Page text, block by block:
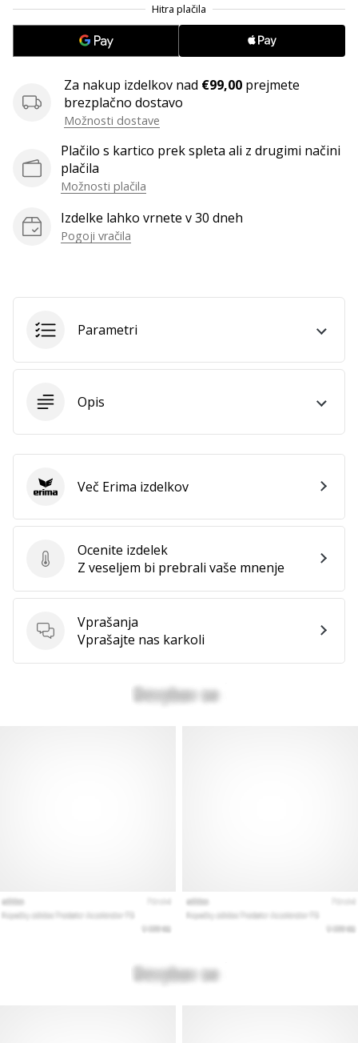
Za nakup izdelkov nad €99,00 prejmete
brezplačno dostavo
Možnosti dostave
Plačilo s kartico prek spleta ali z drugimi načini
plačila
Možnosti plačila
Izdelke lahko vrnete v 30 dneh
Pogoji vračila
Parametri
Opis
Ocenite izdelek
Ocenite izdelek
Z veseljem bi prebrali vaše mnenje
Vprašanja
Vprašanja
Vprašajte nas karkoli
Erima Več Erima izdelkov